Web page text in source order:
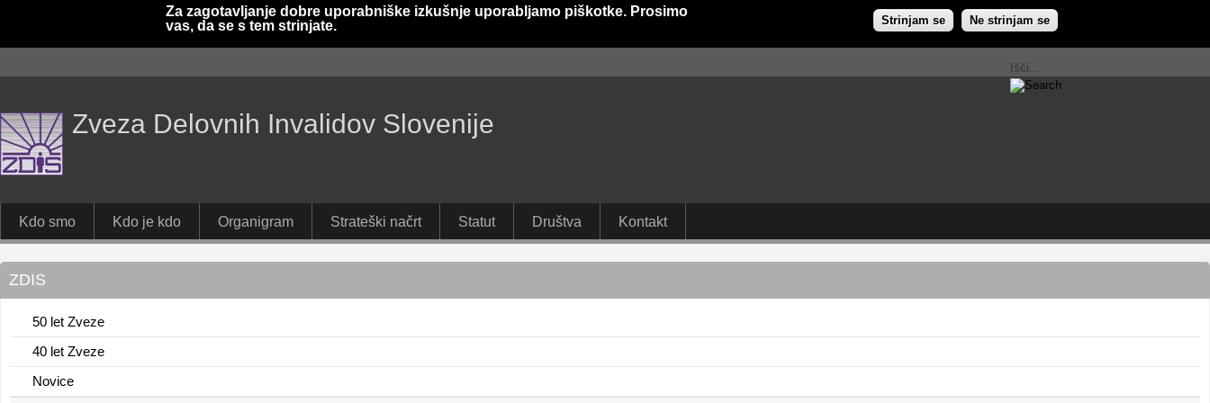
Za zagotavljanje dobre uporabniške izkušnje uporabljamo piškotke. Prosimo
vas, da se s tem strinjate.
Strinjam se Ne strinjam se
Zveza Delovnih Invalidov Slovenije
Kdo smo Kdo je kdo Organigram Strateški načrt Statut Društva Kontakt
ZDIS
50 let Zveze
40 let Zveze
Novice